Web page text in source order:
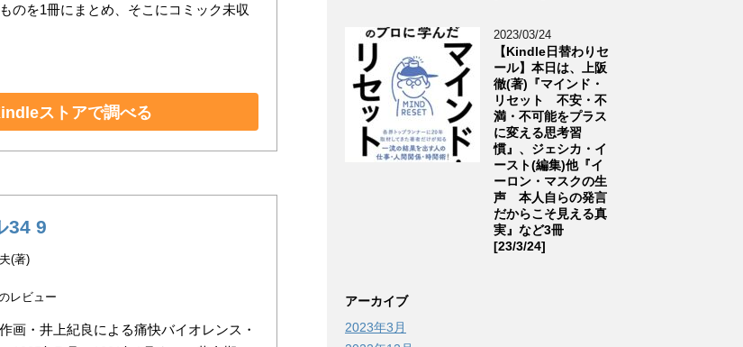
のを1冊にまとめ、そこにコミック未収
ストアで調べる
34 9
(著)
レビュー
画・井上紀良による痛快バイオレンス・
2023/03/24
【Kindle日替わりセ
ール】本日は、上阪
徹(著)『マインド・
リセット 不安・不
満・不可能をプラス
に変える思考習
慣』、ジェシカ・イ
ースト(編集)他『イ
ーロン・マスクの生
声 本人自らの発言
だからこそ見える真
実』など3冊
[23/3/24]
アーカイブ
2023年3月